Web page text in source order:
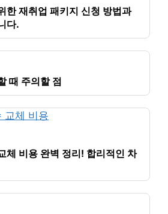
한 재취업 패키지 신청 방법과
다.
때 주의할 점
체 비용 완벽 정리! 합리적인 차